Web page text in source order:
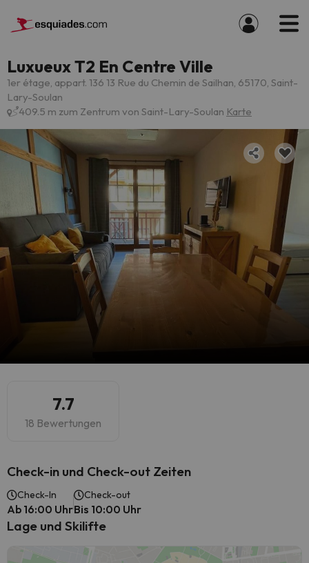
Luxueux T2 En Centre Ville
1er étage, appart. 136 13 Rue du Chemin de Sailhan, 65170, Saint-
Lary-Soulan
409.5 m zum Zentrum von Saint-Lary-Soulan Karte
7.7
18 Bewertungen
Check-in und Check-out Zeiten
Check-In
Ab 16:00 Uhr
Check-out
Bis 10:00 Uhr
Lage und Skilifte